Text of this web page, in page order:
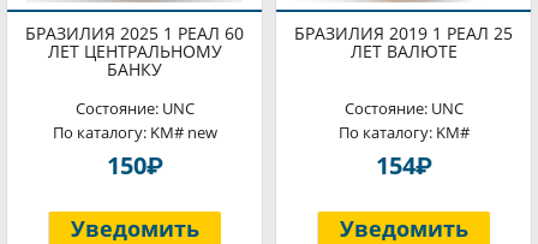
БРАЗИЛИЯ 2025 1 РЕАЛ 60
ЛЕТ ЦЕНТРАЛЬНОМУ
БАНКУ
Состояние: UNC
По каталогу: KM# new
150P
Уведомить
БРАЗИЛИЯ 2019 1 РЕАЛ 25
ЛЕТ ВАЛЮТЕ
Состояние: UNC
По каталогу: KM#
154P
Уведомить